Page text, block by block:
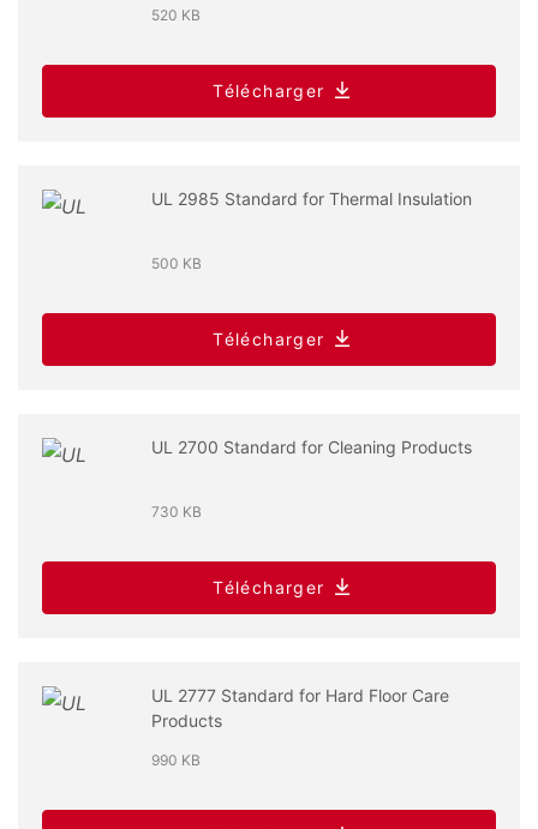
520 KB
Télécharger
UL 2985 Standard for Thermal Insulation
500 KB
Télécharger
UL 2700 Standard for Cleaning Products
730 KB
Télécharger
UL 2777 Standard for Hard Floor Care
Products
990 KB